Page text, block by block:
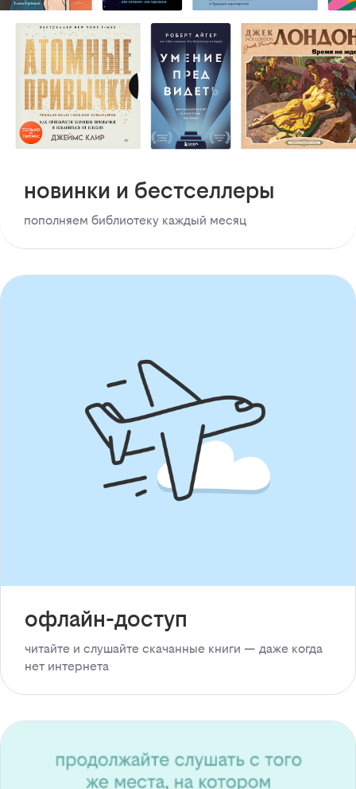
новинки и бестселлеры
пополняем библиотеку каждый месяц
офлайн-доступ
читайте и слушайте скачанные книги — даже когда
нет интернета